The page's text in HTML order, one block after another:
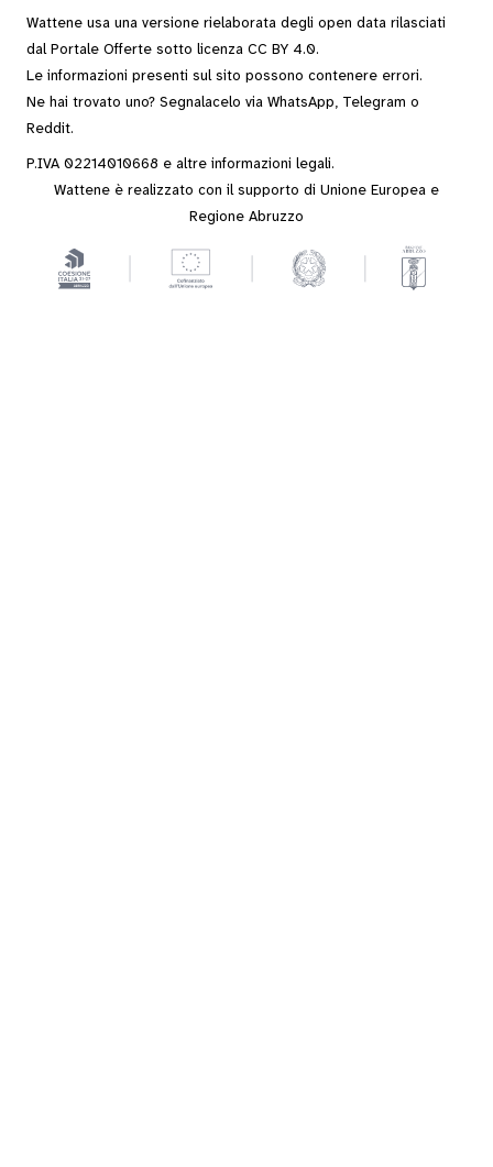
Wattene usa una versione rielaborata degli open data rilasciati
dal Portale Offerte sotto licenza CC BY 4.0.
Le informazioni presenti sul sito possono contenere errori.
Ne hai trovato uno? Segnalacelo via WhatsApp, Telegram o
Reddit.
P.IVA 02214010668 e altre informazioni legali.
Wattene è realizzato con il supporto di Unione Europea e
Regione Abruzzo